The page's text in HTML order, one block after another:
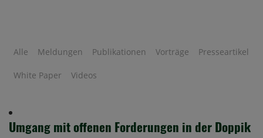
Alle Meldungen Publikationen Vorträge Presseartikel
White Paper Videos
Umgang mit offenen Forderungen in der Doppik